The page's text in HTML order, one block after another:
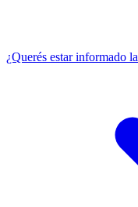
¿Querés estar informado